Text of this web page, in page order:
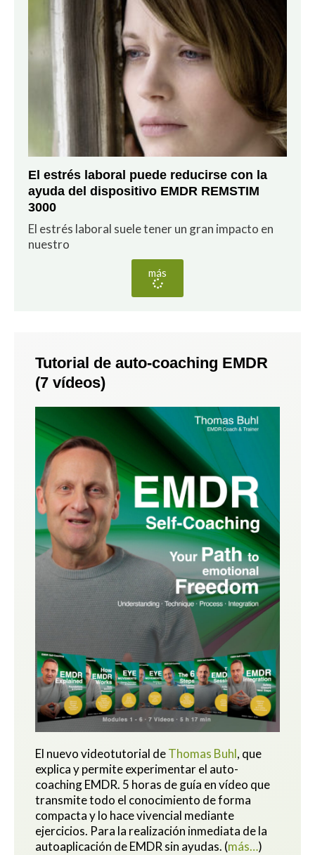
El estrés laboral puede reducirse con la
ayuda del dispositivo EMDR REMSTIM
3000
El estrés laboral suele tener un gran impacto en
nuestro
más
Tutorial de auto-coaching EMDR
(7 vídeos)
El nuevo videotutorial deThomas Buhl, que
explica y permite experimentar el auto-
coaching EMDR. 5 horas de guía en vídeo que
transmite todo el conocimiento de forma
compacta y lo hace vivencial mediante
ejercicios. Para la realización inmediata de la
autoaplicación de EMDR sin ayudas. (más…)